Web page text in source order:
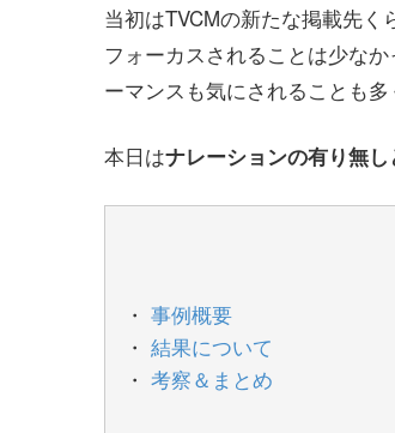
当初はTVCMの新たな掲載先
フォーカスされることは少な
ーマンスも気にされることも多
本日はナレーションの有り無
事例概要
結果について
考察＆まとめ